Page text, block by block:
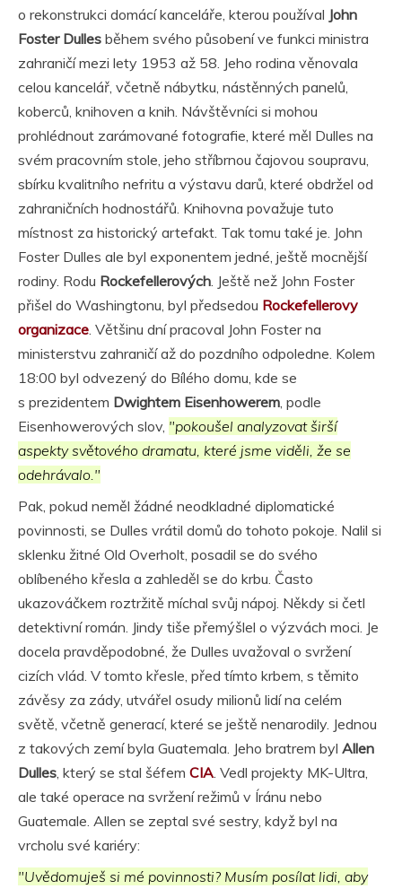
o rekonstrukci domácí kanceláře, kterou používal John
Foster Dulles během svého působení ve funkci ministra
zahraničí mezi lety 1953 až 58. Jeho rodina věnovala
celou kancelář, včetně nábytku, nástěnných panelů,
koberců, knihoven a knih. Návštěvníci si mohou
prohlédnout zarámované fotografie, které měl Dulles na
svém pracovním stole, jeho stříbrnou čajovou soupravu,
sbírku kvalitního nefritu a výstavu darů, které obdržel od
zahraničních hodnostářů. Knihovna považuje tuto
místnost za historický artefakt. Tak tomu také je. John
Foster Dulles ale byl exponentem jedné, ještě mocnější
rodiny. Rodu Rockefellerových . Ještě než John Foster
přišel do Washingtonu, byl předsedou Rockefellerovy
organizace . Většinu dní pracoval John Foster na
ministerstvu zahraničí až do pozdního odpoledne. Kolem
18:00 byl odvezený do Bílého domu, kde se
s prezidentem Dwightem Eisenhowerem , podle
Eisenhowerových slov, "pokoušel analyzovat širší
aspekty světového dramatu, které jsme viděli, že se
odehrávalo."
Pak, pokud neměl žádné neodkladné diplomatické
povinnosti, se Dulles vrátil domů do tohoto pokoje. Nalil si
sklenku žitné Old Overholt, posadil se do svého
oblíbeného křesla a zahleděl se do krbu. Často
ukazováčkem roztržitě míchal svůj nápoj. Někdy si četl
detektivní román. Jindy tiše přemýšlel o výzvách moci. Je
docela pravděpodobné, že Dulles uvažoval o svržení
cizích vlád. V tomto křesle, před tímto krbem, s těmito
závěsy za zády, utvářel osudy milionů lidí na celém
světě, včetně generací, které se ještě nenarodily. Jednou
z takových zemí byla Guatemala. Jeho bratrem byl Allen
Dulles , který se stal šéfem CIA . Vedl projekty MK-Ultra,
ale také operace na svržení režimů v Íránu nebo
Guatemale. Allen se zeptal své sestry, když byl na
vrcholu své kariéry:
"Uvědomuješ si mé povinnosti? Musím posílat lidi, aby